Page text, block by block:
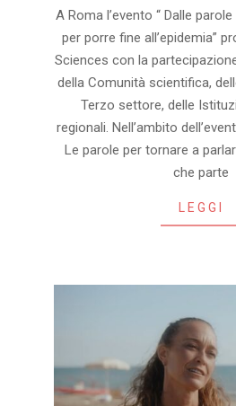
11-
29
A Roma l’evento “ Dalle
per porre fine all’epidemia”
Sciences con la
della Comunità scientifica,
Terzo settore, delle
regionali. Nell’ambito
Le parole per tornare a
che parte
LEGGI